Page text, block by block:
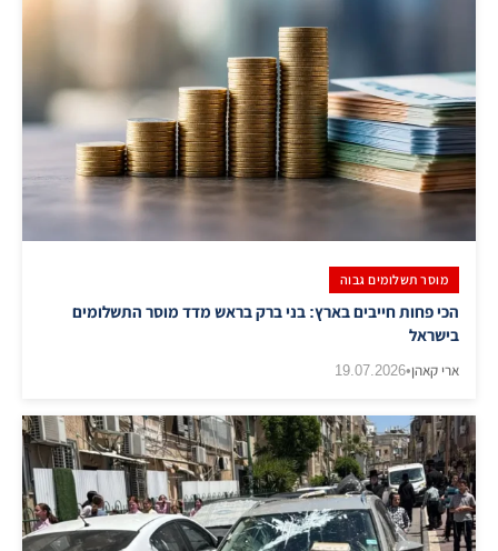
מוסר תשלומים גבוה
הכי פחות חייבים בארץ: בני ברק בראש מדד מוסר התשלומים
בישראל
ארי קאהן•
19.07.2026